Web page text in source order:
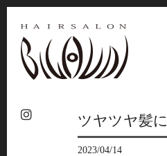
ツヤツヤ髪
2023/04/14